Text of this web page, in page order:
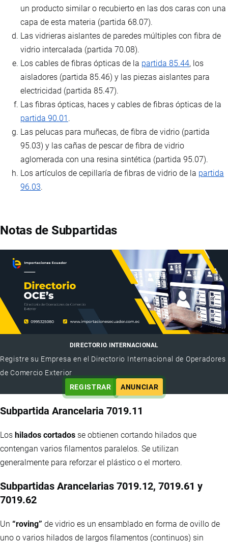
un producto similar o recubierto en las dos caras con una
capa de esta materia (partida 68.07).
Las vidrieras aislantes de paredes múltiples con fibra de
vidrio intercalada (partida 70.08).
Los cables de fibras ópticas de la partida 85.44, los
aisladores (partida 85.46) y las piezas aislantes para
electricidad (partida 85.47).
Las fibras ópticas, haces y cables de fibras ópticas de la
partida 90.01 .
Las pelucas para muñecas, de fibra de vidrio (partida
95.03) y las cañas de pescar de fibra de vidrio
aglomerada con una resina sintética (partida 95.07).
Los artículos de cepillaría de fibras de vidrio de la partida
96.03.
Notas de Subpartidas
DIRECTORIO INTERNACIONAL
Registre su Empresa en el Directorio Internacional de Operadores
de Comercio Exterior
REGISTRAR
ANUNCIAR
Subpartida Arancelaria 7019.11
Los hilados cortados se obtienen cortando hilados que
contengan varios filamentos paralelos. Se utilizan
generalmente para reforzar el plástico o el mortero.
Subpartidas Arancelarias 7019.12, 7019.61 y
7019.62
Un “roving” de vidrio es un ensamblado en forma de ovillo de
uno o varios hilados de largos filamentos (continuos) sin